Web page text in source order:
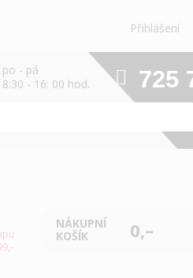
Přihlášení
po - pá
8:30 - 16: 00 hod.
725
NÁKUPNÍ
KOŠÍK
0,–